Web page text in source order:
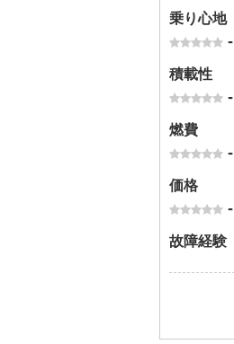
乗り心地
-
積載性
-
燃費
-
価格
-
故障経験